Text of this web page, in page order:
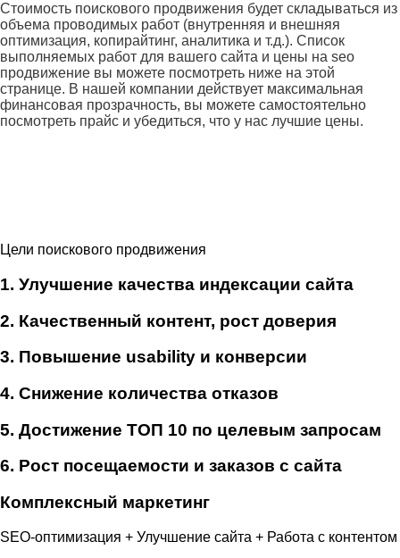
Стоимость поискового продвижения будет складываться из
объема проводимых работ (внутренняя и внешняя
оптимизация, копирайтинг, аналитика и т.д.). Список
выполняемых работ для вашего сайта и цены на seo
продвижение вы можете посмотреть ниже на этой
странице. В нашей компании действует максимальная
финансовая прозрачность, вы можете самостоятельно
посмотреть прайс и убедиться, что у нас лучшие цены.
Цели поискового продвижения
1. Улучшение качества индексации сайта
2. Качественный контент, рост доверия
3. Повышение usability и конверсии
4. Снижение количества отказов
5. Достижение ТОП 10 по целевым запросам
6. Рост посещаемости и заказов с сайта
Комплексный маркетинг
SEO-оптимизация + Улучшение сайта + Работа с контентом